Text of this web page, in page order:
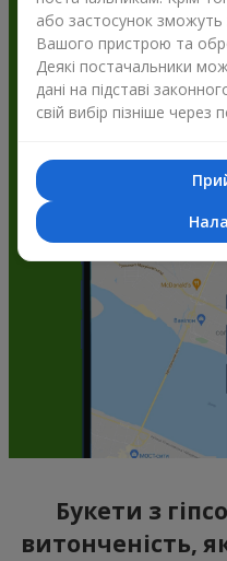
Flowers.ua і
Букети з
витонченість,
або застосунок зможуть
Вашого пристрою та
Деякі постачальники
дані на підставі
свій вибір пізніше через